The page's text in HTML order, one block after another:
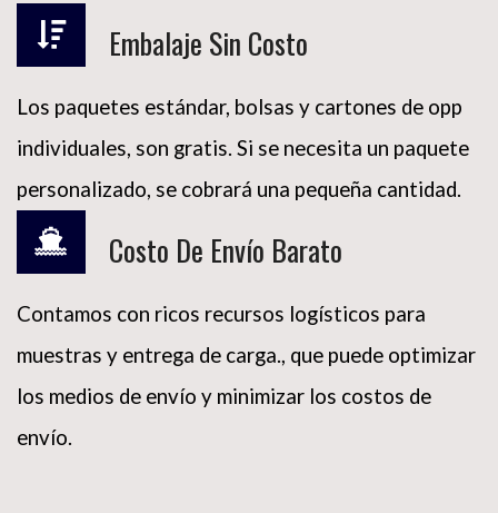
Embalaje Sin Costo
Los paquetes estándar, bolsas y cartones de opp
individuales, son gratis. Si se necesita un paquete
personalizado, se cobrará una pequeña cantidad.
Costo De Envío Barato
Contamos con ricos recursos logísticos para
muestras y entrega de carga., que puede optimizar
los medios de envío y minimizar los costos de
envío.